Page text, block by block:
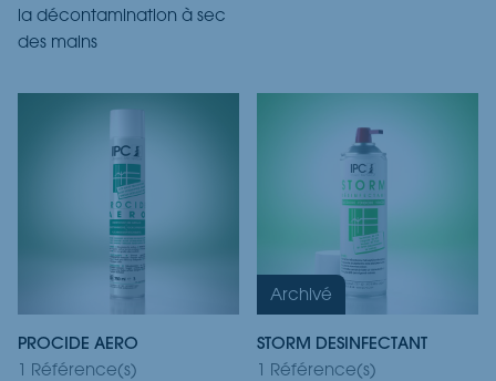
la décontamination à sec
des mains
PROCIDE AERO
1 Référence(s)
Archivé
STORM DESINFECTANT
1 Référence(s)